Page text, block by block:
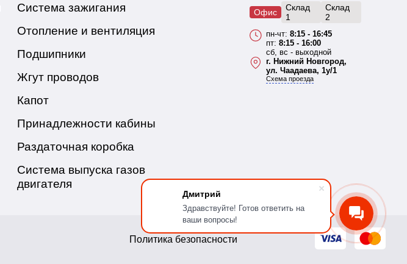
Дмитрий
Здравствуйте! Готов ответить на
ваши вопросы!
Система зажигания
Отопление и вентиляция
Подшипники
Жгут проводов
Капот
Принадлежности кабины
Раздаточная коробка
Система выпуска газов
двигателя
Офис
Склад
1
Склад
2
пн-чт: 8:15 - 16:45
пт: 8:15 - 16:00
сб, вс - выходной
г. Нижний Новгород,
ул. Чаадаева, 1у/1
Схема проезда
Политика безопасности